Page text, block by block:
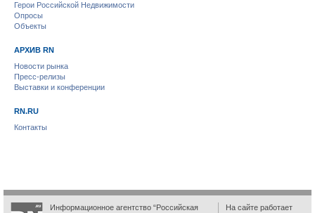
Герои Российской Недвижимости
Опросы
Объекты
АРХИВ RN
Новости рынка
Пресс-релизы
Выставки и конференции
RN.RU
Контакты
Информационное агентство “Российская
На сайте работает